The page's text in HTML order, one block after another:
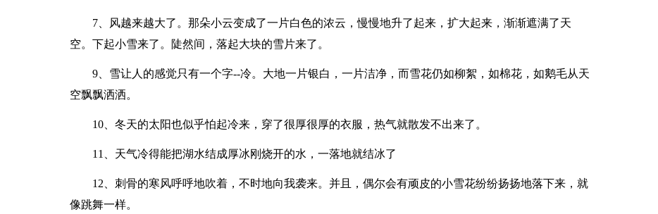
7、风越来越大了。那朵小云变成了一片白色的浓云，慢慢地升了起来，扩大起来，渐渐遮满了天
空。下起小雪来了。陡然间，落起大块的雪片来了。
9、雪让人的感觉只有一个字--冷。大地一片银白，一片洁净，而雪花仍如柳絮，如棉花，如鹅毛从天
空飘飘洒洒。
10、冬天的太阳也似乎怕起冷来，穿了很厚很厚的衣服，热气就散发不出来了。
11、天气冷得能把湖水结成厚冰刚烧开的水，一落地就结冰了
12、刺骨的寒风呼呼地吹着，不时地向我袭来。并且，偶尔会有顽皮的小雪花纷纷扬扬地落下来，就
像跳舞一样。